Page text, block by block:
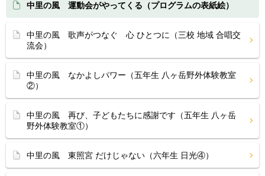
中里の風 運動会がやってくる（プログラムの表紙絵）
中里の風 歌声がつなぐ 心 ひとつに（三校 地域 合唱交
流会）
中里の風 なかよしパワー（五年生 八ヶ岳野外体験教室
②）
中里の風 再び、子どもたちに感謝です（五年生 八ヶ岳
野外体験教室①）
中里の風 東照宮 だけじゃない（六年生 日光④）